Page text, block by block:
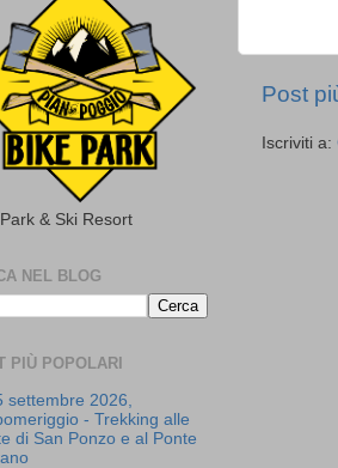
Post
Iscriviti a:
& Ski Resort
NEL BLOG
PIÙ POPOLARI
settembre 2026,
- Trekking alle
di San Ponzo e al Ponte